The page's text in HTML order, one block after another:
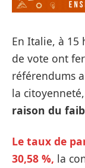
En Italie, à 15
de vote ont
référendums
la citoyenneté,
raison du
Le taux de
30,58 %, la